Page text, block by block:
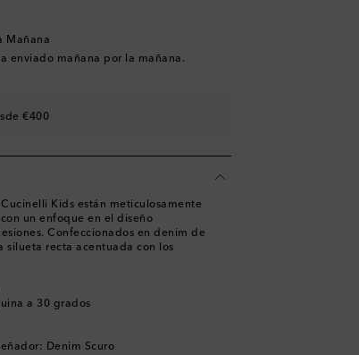
Mañana
enviado mañana por la mañana.
€400
Kids están meticulosamente
un enfoque en el diseño
Confeccionados en denim de
silueta recta acentuada con los
a 30 grados
Denim Scuro